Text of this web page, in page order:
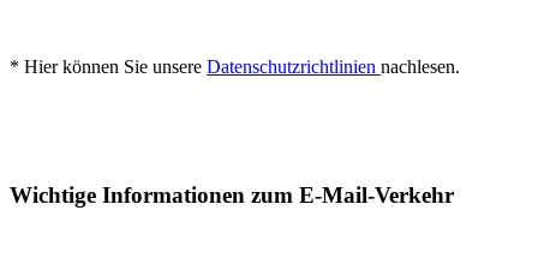
* Hier können Sie unsere Datenschutzrichtlinien nachlesen.
Wichtige Informationen zum E-Mail-Verkehr